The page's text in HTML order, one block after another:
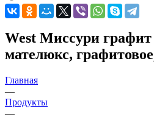
West Миссури графит
мателюкс,
Главная
—
Продукты
—